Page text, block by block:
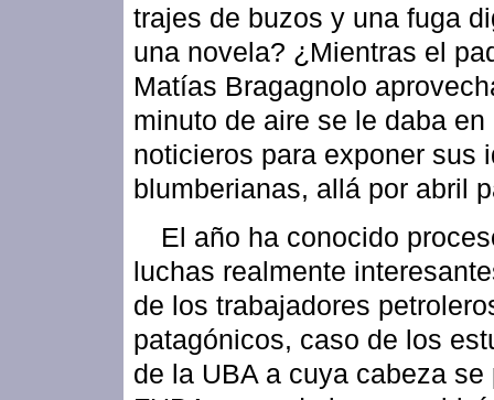
trajes de buzos y una fuga
una novela? ¿Mientras el
Matías Bragagnolo
minuto de aire se le daba en
noticieros para exponer sus
blumberianas, allá por abril
El año ha conocido
luchas realmente
de los trabajadores
patagónicos, caso de los
de la UBA a cuya cabeza se